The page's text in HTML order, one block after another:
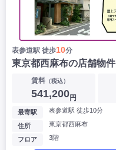
表参道駅 徒歩10分
東京都西麻布の店舗物件
賃料（税込）
541,200円
最寄駅 表参道駅 徒歩10分
住所 東京都西麻布
フロア 3階